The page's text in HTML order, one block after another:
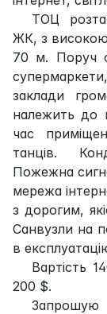
ТОЦ
ЖК, з високою
70 м. Поруч
супермаркети,
заклади
належить до
час
танців.
Пожежна
мережа
з дорогим,
Санвузли на
в
Вартість
200 $.